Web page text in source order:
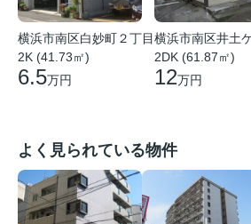
横浜市南区白妙町２丁目
2K (41.73㎡)
6.5万円
横浜市南区井土
2DK (61.87㎡)
12万円
よく見られている物件